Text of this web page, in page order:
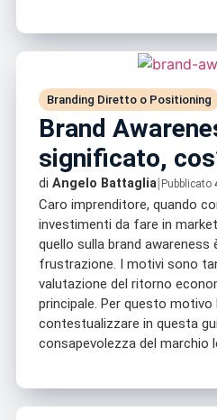
Branding Diretto o Positioning
Brand
significato,
di Angelo Battaglia| Pubblicato
Caro imprenditore, quando
investimenti da fare in
quello sulla brand awareness
frustrazione. I motivi sono
valutazione del ritorno
principale. Per questo
contestualizzare in questa
consapevolezza del marchio